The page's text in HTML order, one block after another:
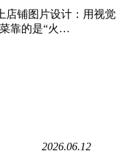
店铺图片设计：用视觉
靠的是“火…
2026.06.12